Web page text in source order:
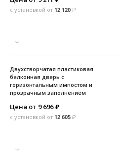
с установкой от 12 120 ₽
Двухстворчатая пластиковая
балконная дверь с
горизонтальным импостом и
прозрачным заполнением
Цена от 9 696 ₽
с установкой от 12 605 ₽